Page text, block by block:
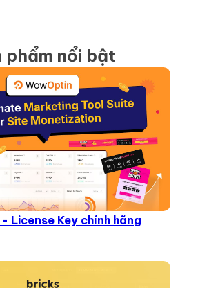
phẩm nổi bật
License Key chính hãng